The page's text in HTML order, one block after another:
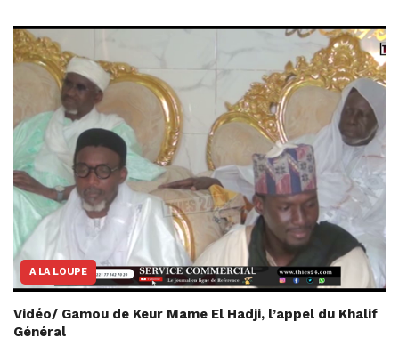
A LA LOUPE
Vidéo/ Gamou de Keur Mame El Hadji, l’appel du Khalif
Général